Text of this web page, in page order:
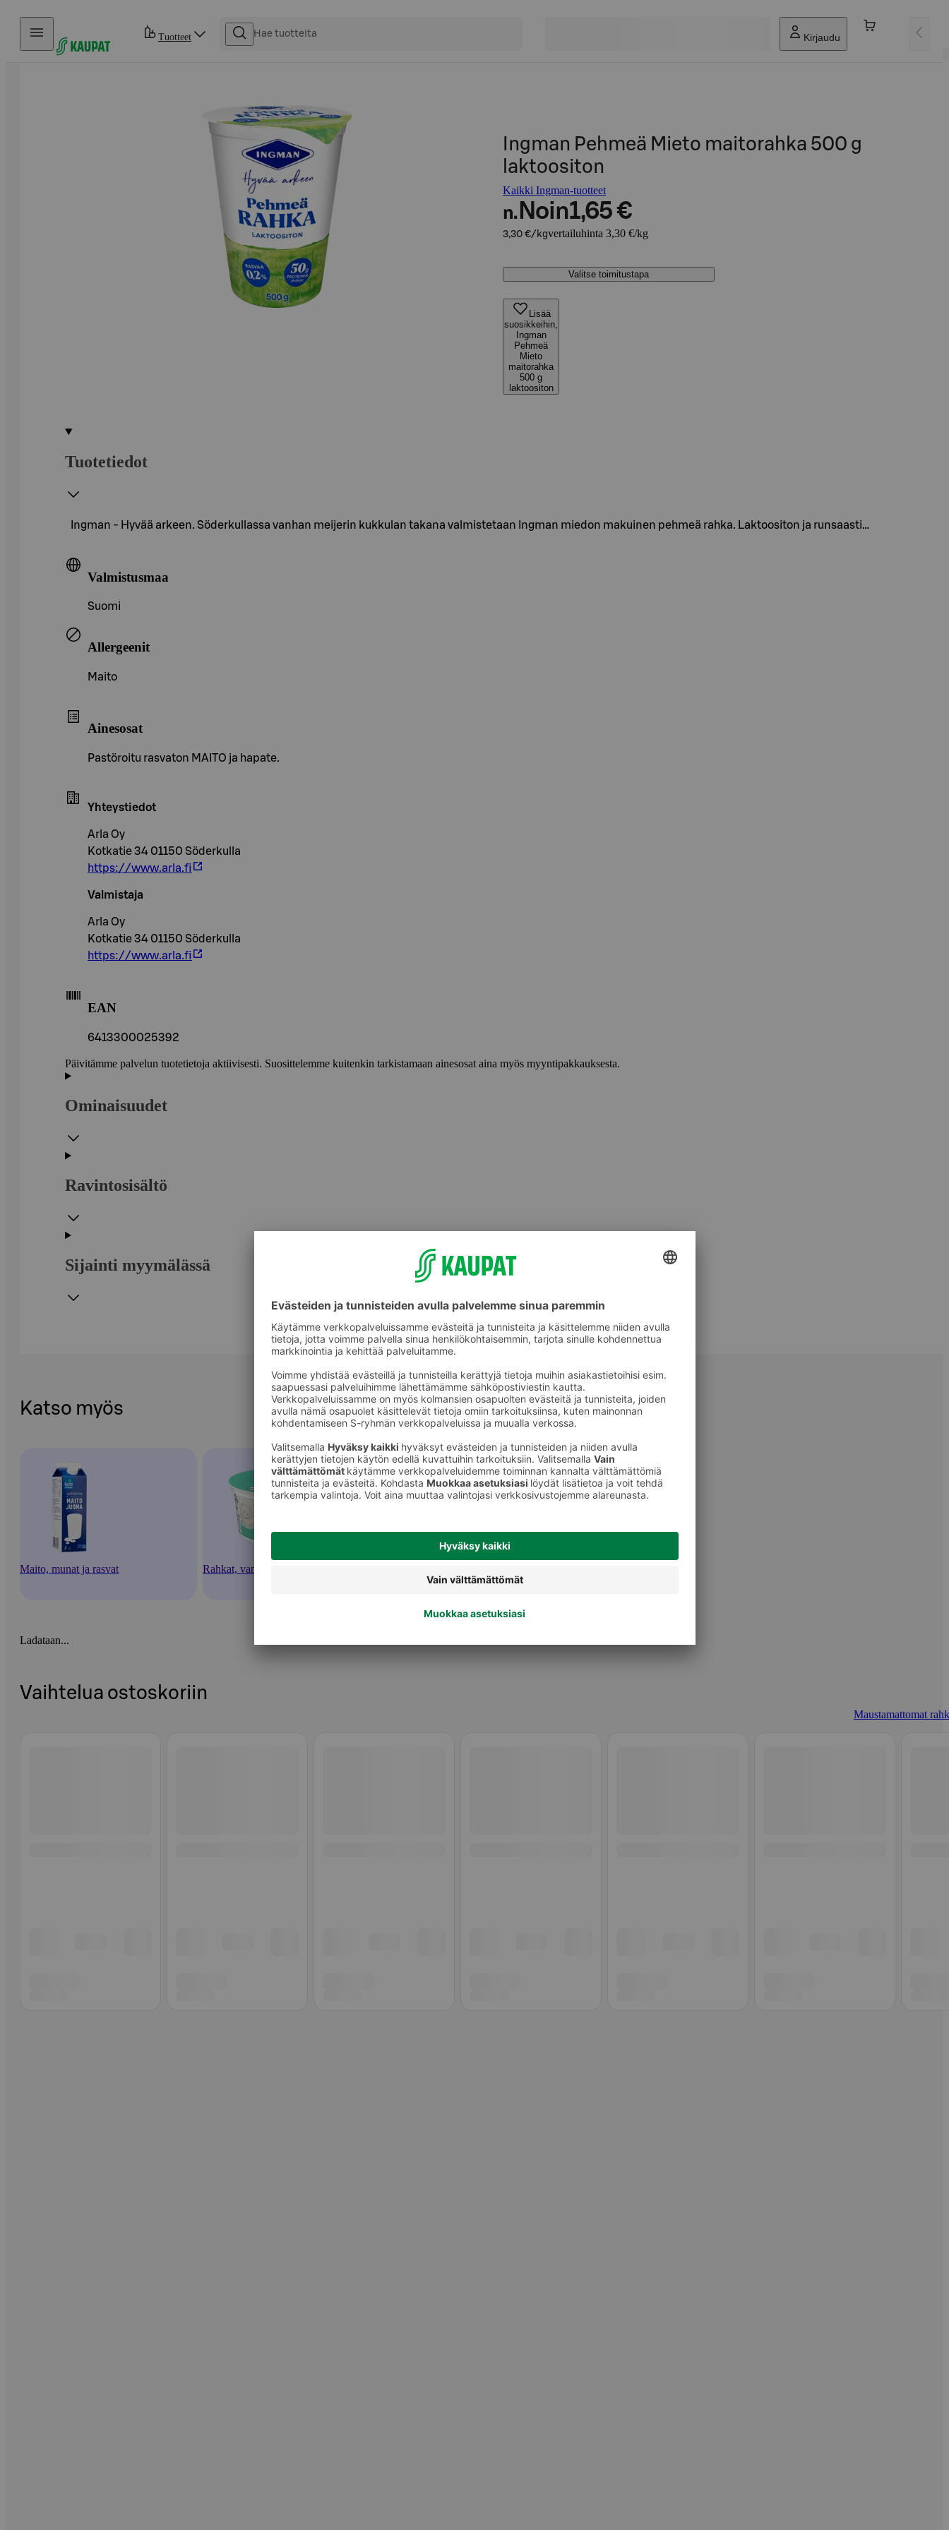
Hyppää sisältöön
Tuotteet Kirjaudu
Ingman Pehmeä Mieto maitorahka 500 g
laktoositon
Kaikki Ingman-tuotteet
n. Noin1,65 €
3,30 €/kgvertailuhinta 3,30 €/kg
Valitse toimitustapa
Lisää
suosikkeihin,
Ingman
Pehmeä
Mieto
maitorahka
500 g
laktoositon
Tuotetiedot
Ingman - Hyvää arkeen. Söderkullassa vanhan meijerin kukkulan takana valmistetaan Ingman miedon makuinen pehmeä rahka. Laktoositon ja runsaasti…
Valmistusmaa
Suomi
Allergeenit
Maito
Ainesosat
Pastöroitu rasvaton MAITO ja hapate.
Yhteystiedot
Arla Oy
Kotkatie 34 01150 Söderkulla
https://www.arla.fi
Valmistaja
Arla Oy
Kotkatie 34 01150 Söderkulla
https://www.arla.fi
EAN
6413300025392
Päivitämme palvelun tuotetietoja aktiivisesti. Suosittelemme kuitenkin tarkistamaan ainesosat aina myös myyntipakkauksesta.
Ominaisuudet
Ravintosisältö
Sijainti myymälässä
Katso myös
Maito, munat ja rasvat Rahkat, vanukkaat ja jälkiruoka
Ladataan...
Vaihtelua ostoskoriin
Maustamattomat